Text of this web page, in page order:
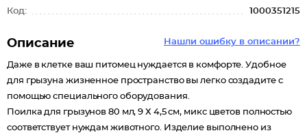
Код: 1000351215
Нашли ошибку в описании?
Описание
Даже в клетке ваш питомец нуждается в комфорте. Удобное
для грызуна жизненное пространство вы легко создадите с
помощью специального оборудования.
Поилка для грызунов 80 мл, 9 Х 4,5 см, микс цветов полностью
соответствует нуждам животного. Изделие выполнено из